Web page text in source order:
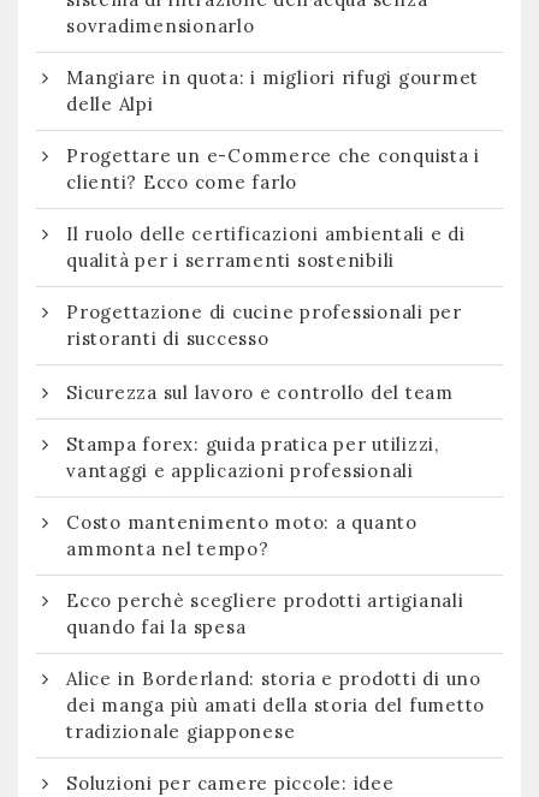
sovradimensionarlo
Mangiare in quota: i migliori rifugi gourmet
delle Alpi
Progettare un e-Commerce che conquista i
clienti? Ecco come farlo
Il ruolo delle certificazioni ambientali e di
qualità per i serramenti sostenibili
Progettazione di cucine professionali per
ristoranti di successo
Sicurezza sul lavoro e controllo del team
Stampa forex: guida pratica per utilizzi,
vantaggi e applicazioni professionali
Costo mantenimento moto: a quanto
ammonta nel tempo?
Ecco perchè scegliere prodotti artigianali
quando fai la spesa
Alice in Borderland: storia e prodotti di uno
dei manga più amati della storia del fumetto
tradizionale giapponese
Soluzioni per camere piccole: idee